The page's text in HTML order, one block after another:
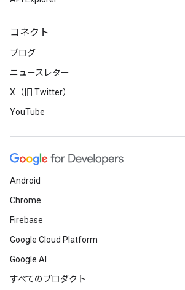
コネクト
ブログ
ニュースレター
X（旧 Twitter）
YouTube
Android
Chrome
Firebase
Google Cloud Platform
Google AI
すべてのプロダクト